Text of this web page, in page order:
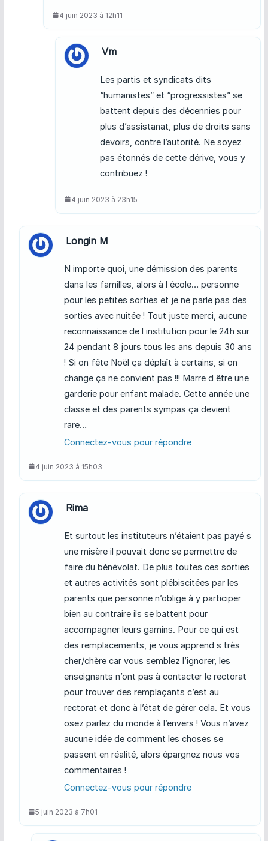
4 juin 2023 à 12h11
Vm
Les partis et syndicats dits
“humanistes” et “progressistes” se
battent depuis des décennies pour
plus d’assistanat, plus de droits sans
devoirs, contre l’autorité. Ne soyez
pas étonnés de cette dérive, vous y
contribuez !
4 juin 2023 à 23h15
Longin M
N importe quoi, une démission des parents
dans les familles, alors à l école… personne
pour les petites sorties et je ne parle pas des
sorties avec nuitée ! Tout juste merci, aucune
reconnaissance de l institution pour le 24h sur
24 pendant 8 jours tous les ans depuis 30 ans
! Si on fête Noël ça déplaît à certains, si on
change ça ne convient pas !!! Marre d être une
garderie pour enfant malade. Cette année une
classe et des parents sympas ça devient
rare…
Connectez-vous pour répondre
4 juin 2023 à 15h03
Rima
Et surtout les instituteurs n’étaient pas payé s
une misère il pouvait donc se permettre de
faire du bénévolat. De plus toutes ces sorties
et autres activités sont plébiscitées par les
parents que personne n’oblige à y participer
bien au contraire ils se battent pour
accompagner leurs gamins. Pour ce qui est
des remplacements, je vous apprend s très
cher/chère car vous semblez l’ignorer, les
enseignants n’ont pas à contacter le rectorat
pour trouver des remplaçants c’est au
rectorat et donc à l’état de gérer cela. Et vous
osez parlez du monde à l’envers ! Vous n’avez
aucune idée de comment les choses se
passent en réalité, alors épargnez nous vos
commentaires !
Connectez-vous pour répondre
5 juin 2023 à 7h01